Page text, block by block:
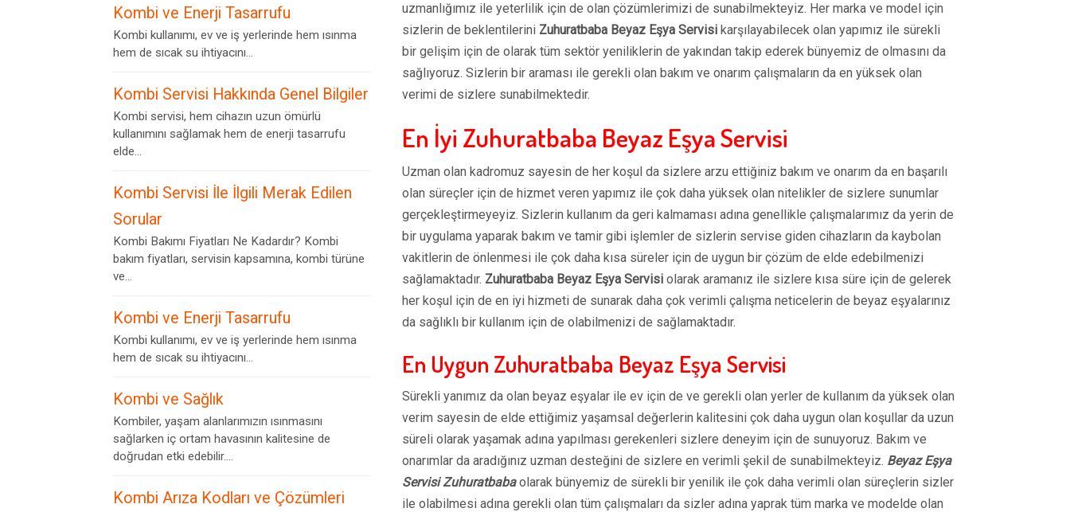
uzmanlığımız ile yeterlilik için de olan çözümlerimizi de sunabilmekteyiz. Her marka ve model için
sizlerin de beklentilerini Zuhuratbaba Beyaz Eşya Servisi karşılayabilecek olan yapımız ile sürekli
bir gelişim için de olarak tüm sektör yeniliklerin de yakından takip ederek bünyemiz de olmasını da
sağlıyoruz. Sizlerin bir araması ile gerekli olan bakım ve onarım çalışmaların da en yüksek olan
verimi de sizlere sunabilmektedir.
En İyi Zuhuratbaba Beyaz Eşya Servisi
Uzman olan kadromuz sayesin de her koşul da sizlere arzu ettiğiniz bakım ve onarım da en başarılı
olan süreçler için de hizmet veren yapımız ile çok daha yüksek olan nitelikler de sizlere sunumlar
gerçekleştirmeyeyiz. Sizlerin kullanım da geri kalmaması adına genellikle çalışmalarımız da yerin de
bir uygulama yaparak bakım ve tamir gibi işlemler de sizlerin servise giden cihazların da kaybolan
vakitlerin de önlenmesi ile çok daha kısa süreler için de uygun bir çözüm de elde edebilmenizi
sağlamaktadır. Zuhuratbaba Beyaz Eşya Servisi olarak aramanız ile sizlere kısa süre için de gelerek
her koşul için de en iyi hizmeti de sunarak daha çok verimli çalışma neticelerin de beyaz eşyalarınız
da sağlıklı bir kullanım için de olabilmenizi de sağlamaktadır.
En Uygun Zuhuratbaba Beyaz Eşya Servisi
Sürekli yanımız da olan beyaz eşyalar ile ev için de ve gerekli olan yerler de kullanım da yüksek olan
verim sayesin de elde ettiğimiz yaşamsal değerlerin kalitesini çok daha uygun olan koşullar da uzun
süreli olarak yaşamak adına yapılması gerekenleri sizlere deneyim için de sunuyoruz. Bakım ve
onarımlar da aradığınız uzman desteğini de sizlere en verimli şekil de sunabilmekteyiz. Beyaz Eşya
Servisi Zuhuratbabaolarak bünyemiz de sürekli bir yenilik ile çok daha verimli olan süreçlerin sizler
ile olabilmesi adına gerekli olan tüm çalışmaları da sizler adına yaprak tüm marka ve modelde olan
Kombi ve Enerji Tasarrufu
Kombi kullanımı, ev ve iş yerlerinde hem ısınma
hem de sıcak su ihtiyacını...
Kombi Servisi Hakkında Genel Bilgiler
Kombi servisi, hem cihazın uzun ömürlü
kullanımını sağlamak hem de enerji tasarrufu
elde...
Kombi Servisi İle İlgili Merak Edilen
Sorular
Kombi Bakımı Fiyatları Ne Kadardır? Kombi
bakım fiyatları, servisin kapsamına, kombi türüne
ve...
Kombi ve Enerji Tasarrufu
Kombi kullanımı, ev ve iş yerlerinde hem ısınma
hem de sıcak su ihtiyacını...
Kombi ve Sağlık
Kombiler, yaşam alanlarımızın ısınmasını
sağlarken iç ortam havasının kalitesine de
doğrudan etki edebilir....
Kombi Arıza Kodları ve Çözümleri